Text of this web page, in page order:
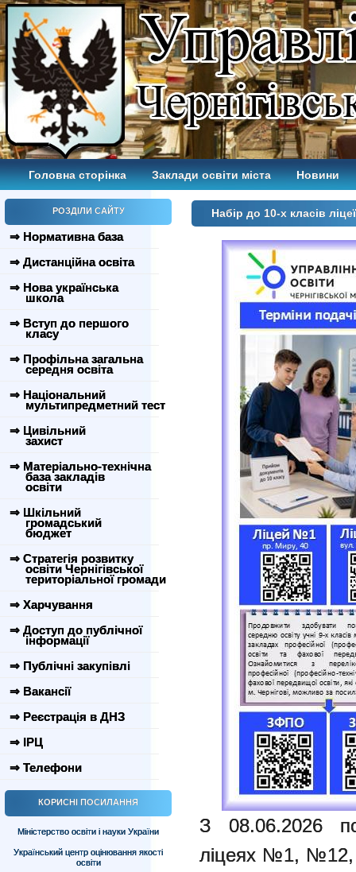
Головна сторінка Заклади освіти міста Новини
РОЗДІЛИ САЙТУ
⇒ Нормативна база
⇒ Дистанційна освіта
⇒ Нова українська
школа
⇒ Вступ до першого
класу
⇒ Профільна загальна
середня освіта
⇒ Національний
мультипредметний тест
⇒ Цивільний
захист
⇒ Матеріально-технічна
база закладів
освіти
⇒ Шкільний
громадський
бюджет
⇒ Стратегія розвитку
освіти Чернігівської
територіальної громади
⇒ Харчування
⇒ Доступ до публічної
інформації
⇒ Публічні закупівлі
⇒ Вакансії
⇒ Реєстрація в ДНЗ
⇒ ІРЦ
⇒ Телефони
КОРИСНІ ПОСИЛАННЯ
Міністерство освіти і науки України
Український центр оцінювання якості
освіти
Набір до 10-х класів
З 08.06.2026
ліцеях №1, №12,